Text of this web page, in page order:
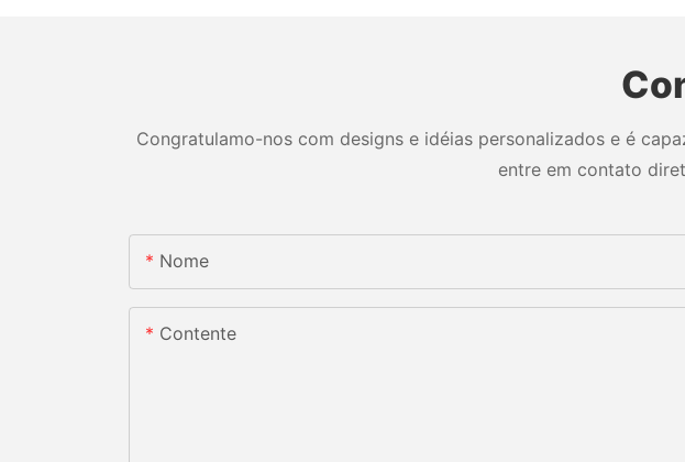
Congratulamo-nos com designs e idéias personalizados e é
entre em contato
Nome
Contente